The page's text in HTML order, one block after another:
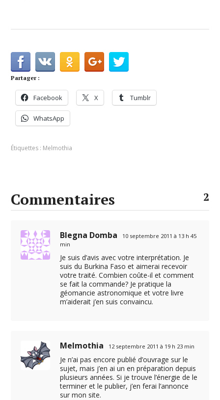
Partager :
Facebook X Tumblr
WhatsApp
Étiquettes : Melmothia
Commentaires 2
Blegna Domba
10 septembre 2011 à 13 h 45
min
Je suis d’avis avec votre interprétation. Je
suis du Burkina Faso et aimerai recevoir
votre traité. Combien coûte-il et comment
se fait la commande? Je pratique la
géomancie astronomique et votre livre
m’aiderait j’en suis convaincu.
Melmothia 12 septembre 2011 à 19 h 23 min
Je n’ai pas encore publié d’ouvrage sur le
sujet, mais j’en ai un en préparation depuis
plusieurs années. Si je trouve l’énergie de le
terminer et le publier, j’en ferai l’annonce
sur mon site.